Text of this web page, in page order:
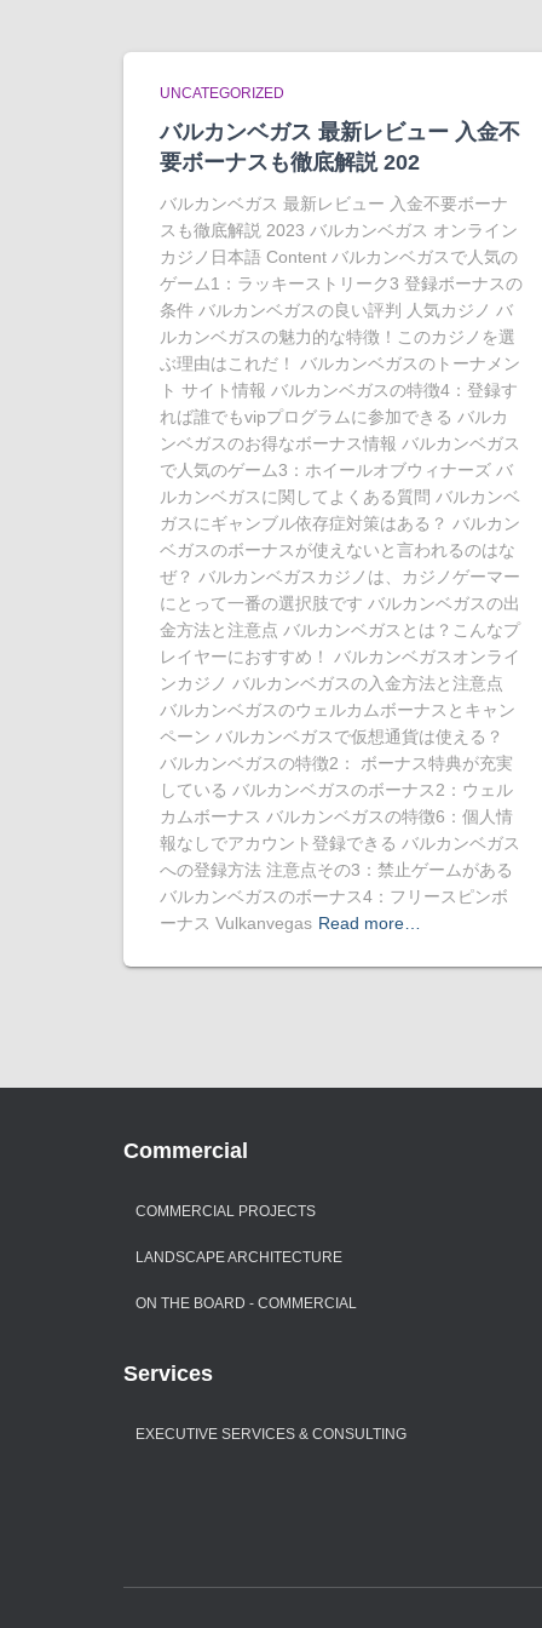
UNCATEGORIZED
バルカンベガス 最新レビュー 入金不
要ボーナスも徹底解説 202
バルカンベガス 最新レビュー 入金不要ボーナ
スも徹底解説 2023 バルカンベガス オンライン
カジノ日本語 Content バルカンベガスで人気の
ゲーム1：ラッキーストリーク3 登録ボーナスの
条件 バルカンベガスの良い評判 人気カジノ バ
ルカンベガスの魅力的な特徴！このカジノを選
ぶ理由はこれだ！ バルカンベガスのトーナメン
ト サイト情報 バルカンベガスの特徴4：登録す
れば誰でもvipプログラムに参加できる バルカ
ンベガスのお得なボーナス情報 バルカンベガス
で人気のゲーム3：ホイールオブウィナーズ バ
ルカンベガスに関してよくある質問 バルカンベ
ガスにギャンブル依存症対策はある？ バルカン
ベガスのボーナスが使えないと言われるのはな
ぜ？ バルカンベガスカジノは、カジノゲーマー
にとって一番の選択肢です バルカンベガスの出
金方法と注意点 バルカンベガスとは？こんなプ
レイヤーにおすすめ！ バルカンベガスオンライ
ンカジノ バルカンベガスの入金方法と注意点
バルカンベガスのウェルカムボーナスとキャン
ペーン バルカンベガスで仮想通貨は使える？
バルカンベガスの特徴2： ボーナス特典が充実
している バルカンベガスのボーナス2：ウェル
カムボーナス バルカンベガスの特徴6：個人情
報なしでアカウント登録できる バルカンベガス
への登録方法 注意点その3：禁止ゲームがある
バルカンベガスのボーナス4：フリースピンボ
ーナス Vulkanvegas Read more…
Commercial
COMMERCIAL PROJECTS
LANDSCAPE ARCHITECTURE
ON THE BOARD - COMMERCIAL
Services
EXECUTIVE SERVICES & CONSULTING